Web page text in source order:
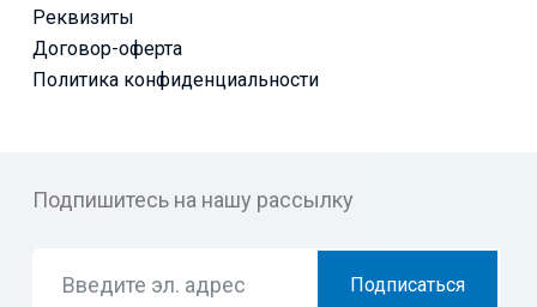
Реквизиты
Договор-оферта
Политика конфиденциальности
Подпишитесь на нашу рассылку
Подписаться